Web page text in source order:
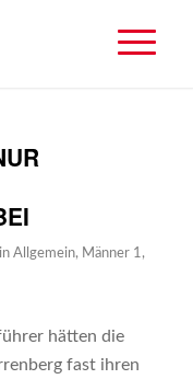
in Allgemein, Männer 1,
hätten die
fast ihren